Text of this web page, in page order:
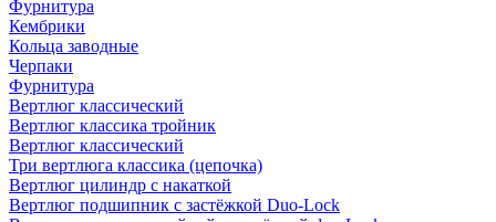
Фурнитура
Кембрики
Кольца заводные
Черпаки
Фурнитура
Вертлюг классический
Вертлюг классика тройник
Вертлюг классический
Три вертлюга классика (цепочка)
Вертлюг цилиндр с накаткой
Вертлюг подшипник с застёжкой Duo-Lock